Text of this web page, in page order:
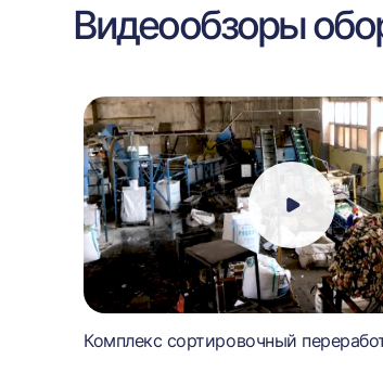
Видеообзоры
Комплекс сортировочный